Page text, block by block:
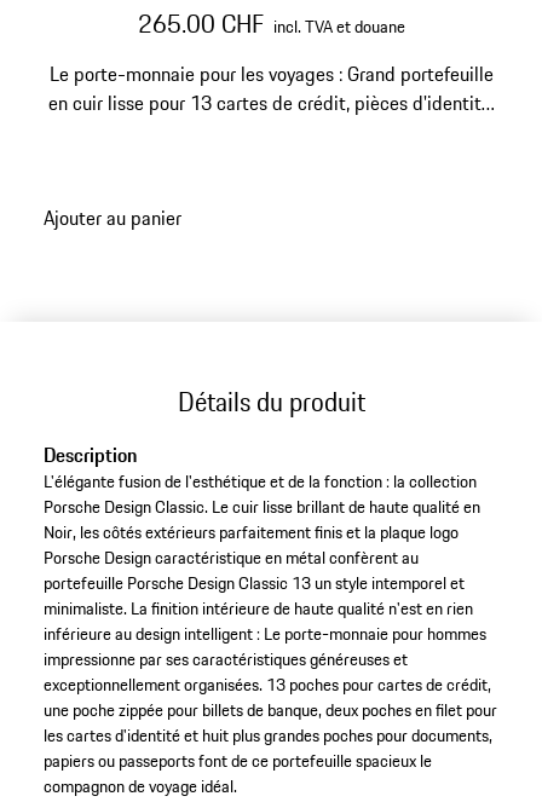
265.00 CHF incl. TVA et douane
Le porte-monnaie pour les voyages : Grand portefeuille
en cuir lisse pour 13 cartes de crédit, pièces d'identité,
Ajouter au panier
Détails du produit
Description
L'élégante fusion de l'esthétique et de la fonction : la collection
Porsche Design Classic. Le cuir lisse brillant de haute qualité en
Noir, les côtés extérieurs parfaitement finis et la plaque logo
Porsche Design caractéristique en métal confèrent au
portefeuille Porsche Design Classic 13 un style intemporel et
minimaliste. La finition intérieure de haute qualité n'est en rien
inférieure au design intelligent : Le porte-monnaie pour hommes
impressionne par ses caractéristiques généreuses et
exceptionnellement organisées. 13 poches pour cartes de crédit,
une poche zippée pour billets de banque, deux poches en filet pour
les cartes d'identité et huit plus grandes poches pour documents,
papiers ou passeports font de ce portefeuille spacieux le
compagnon de voyage idéal.